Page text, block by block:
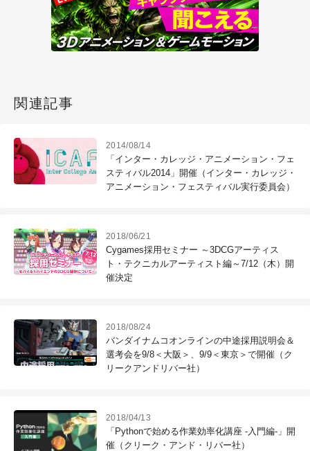
関連記事
2014/08/14
「インター・カレッジ・アニメーション・フェ
スティバル2014」開催（インター・カレッジ・
アニメーション・フェスティバル実行委員会）
2018/06/21
Cygames採用セミナー ～3DCGアーティス
ト・テクニカルアーティスト編～7/12（木）開
催決定
2018/08/24
バンダイナムコオンラインの中途採用説明会＆
選考会を9/8＜大阪＞、9/9＜東京＞で開催（ク
リークアンドリバー社）
2018/04/13
「Pythonで始める作業効率化講座 -入門編-」開
催（クリーク・アンド・リバー社）